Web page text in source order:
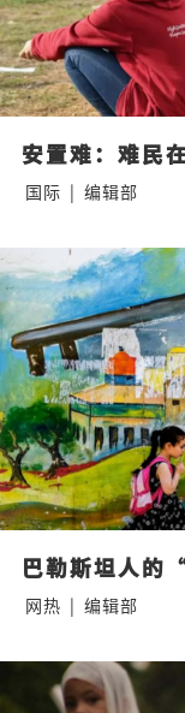
安置难：难民
国际 | 编辑部
巴勒斯坦人的
网热 | 编辑部